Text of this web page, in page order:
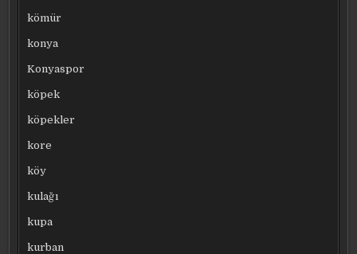
kömür
konya
Konyaspor
köpek
köpekler
kore
köy
kulağı
kupa
kurban